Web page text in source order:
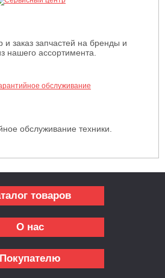
заказ запчастей на бренды и
нашего ассортимента.
обслуживание техники.
товаров
О нас
Покупателю